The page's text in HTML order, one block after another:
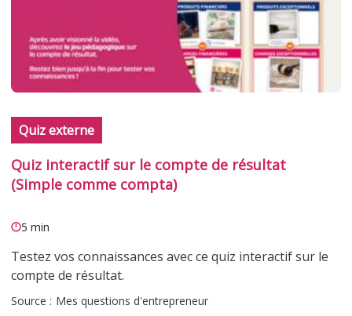
Quiz interactif sur le compte de résultat
(Simple comme compta)
Quiz externe
5 min
Testez vos connaissances avec ce quiz interactif sur le
compte de résultat.
Source : Mes questions d'entrepreneur